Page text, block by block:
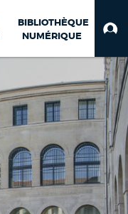
BIBLIOTHÈQUE
NUMÉRIQUE